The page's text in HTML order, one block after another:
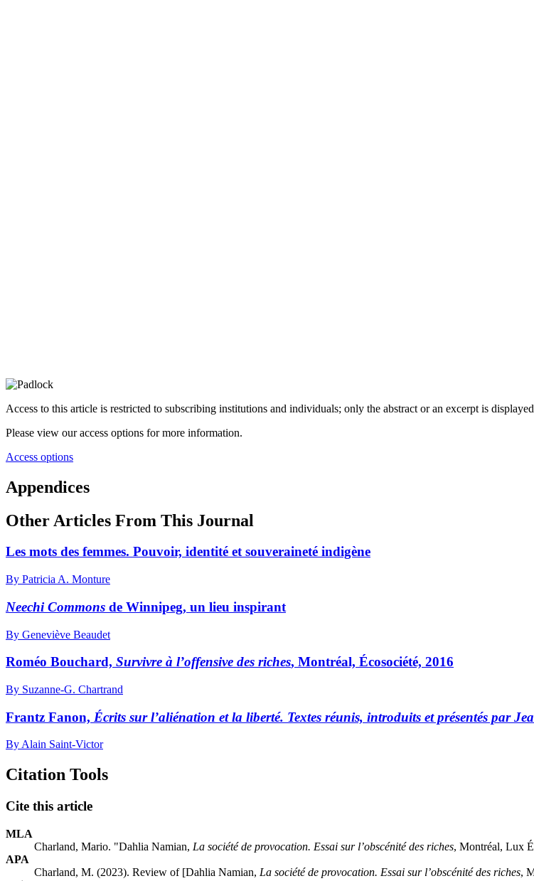
Access to this article is restricted to subscribing institutions and individuals; only the abstract or an excerpt is
Please view our access options for more information.
Access options
Appendices
Other Articles From This Journal
Les mots des femmes. Pouvoir, identité et souveraineté indigène
By Patricia A. Monture
Neechi Commons de Winnipeg, un lieu inspirant
By Geneviève Beaudet
Roméo Bouchard, Survivre à l’offensive des riches, Montréal, Écosociété, 2016
By Suzanne-G. Chartrand
Frantz Fanon, Écrits sur l’aliénation et la liberté. Textes réunis, introduits et présentés par
By Alain Saint-Victor
Citation Tools
Cite this article
MLA
Charland, Mario. "Dahlia Namian, La société de provocation. Essai sur l’obscénité des riches, Montréal, Lux
APA
Charland, M. (2023). Review of [Dahlia Namian, La société de provocation. Essai sur l’obscénité des riches,